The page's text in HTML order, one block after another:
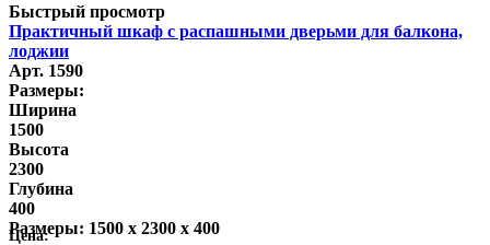
Быстрый просмотр
Практичный шкаф с распашными дверьми для балкона,
лоджии
Арт. 1590
Размеры:
Ширина
1500
Высота
2300
Глубина
400
Размеры: 1500 x 2300 x 400
Цена: